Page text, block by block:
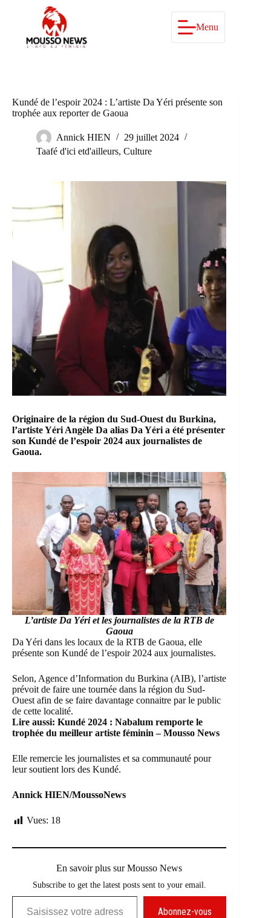
Menu
Kundé de l’espoir 2024 : L’artiste Da Yéri présente son
trophée aux reporter de Gaoua
Annick HIEN
29 juillet 2024
Taafé d'ici etd'ailleurs, Culture
Originaire de la région du Sud-Ouest du Burkina,
l’artiste Yéri Angèle Da alias Da Yéri a été présenter
son Kundé de l’espoir 2024 aux journalistes de
Gaoua.
L’artiste Da Yéri et les journalistes de la RTB de
Gaoua
Da Yéri dans les locaux de la RTB de Gaoua, elle
présente son Kundé de l’espoir 2024 aux journalistes.
Selon, Agence d’Information du Burkina (AIB), l’artiste
prévoit de faire une tournée dans la région du Sud-
Ouest afin de se faire davantage connaitre par le public
de cette localité.
Lire aussi: Kundé 2024 : Nabalum remporte le
trophée du meilleur artiste féminin – Mousso News
Elle remercie les journalistes et sa communauté pour
leur soutient lors des Kundé.
Annick HIEN/MoussoNews
Vues: 18
En savoir plus sur Mousso News
Subscribe to get the latest posts sent to your email.
Saisissez votre adresse e-mail…
Abonnez-vous